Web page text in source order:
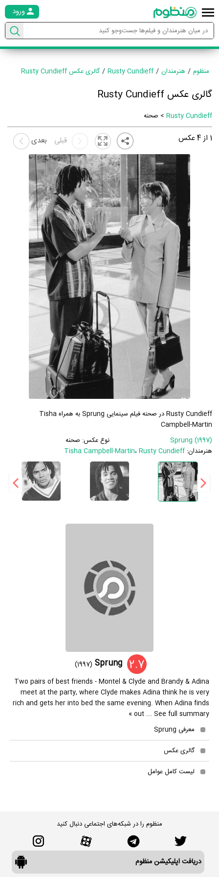
ورود
منظوم هنرمندان Rusty Cundieff گالری عکس Rusty Cundieff
گالری عکس Rusty Cundieff
Rusty Cundieff > صحنه
1 از4عکس بعدی قبلی
Rusty Cundieff در صحنه فیلم سینمایی Sprung به همراه Tisha
Campbell-Martin
Sprung (1997)
نوع عکس: صحنه
هنرمندان:
Tisha Campbell-Martin، Rusty Cundieff
2.7
Sprung
(1997)
Two pairs of best friends - Montel & Clyde and Brandy & Adina
meet at the party, where Clyde makes Adina think he is very
rich and gets her into bed the same evening. When Adina finds
out ... See full summary »
معرفی Sprung
گالری عکس
لیست کامل عوامل
منظوم را در شبکه‌های اجتماعی دنبال کنید
دریافت اپلیکیشن منظوم